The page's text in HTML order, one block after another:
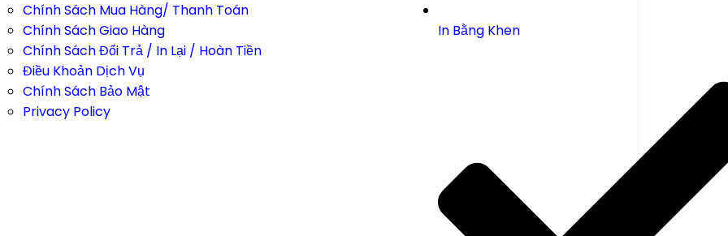
Chính Sách Mua Hàng/ Thanh Toán
Chính Sách Giao Hàng
Chính Sách Đổi Trả / In Lại / Hoàn Tiền
Điều Khoản Dịch Vụ
Chính Sách Bảo Mật
Privacy Policy
In Bằng Khen